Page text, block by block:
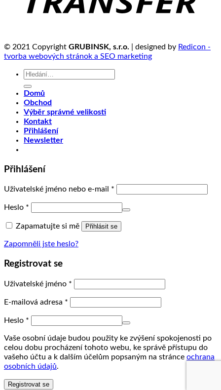
© 2021 Copyright GRUBINSK, s.r.o. | designed by Redicon -
tvorba webových stránok a SEO marketing
Hledat:
Domů
Obchod
Výběr správné velikosti
Kontakt
Přihlášení
Newsletter
Přihlášení
Uživatelské jméno nebo e-mail *
Heslo *
Zapamatujte si mě Přihlásit se
Zapomněli jste heslo?
Registrovat se
Uživatelské jméno *
E-mailová adresa *
Heslo *
Vaše osobní údaje budou použity ke zvýšení spokojenosti po
celou dobu procházení tohoto webu, ke správě přístupu do
vašeho účtu a k dalším účelům popsaným na stránce ochrana
osobních údajů.
Registrovat se